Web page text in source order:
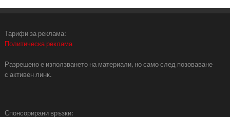
Тарифи за реклама:
Политическа реклама
Разрешено е използването на материали, но само след позоваване
с активен линк.
Спонсорирани връзки: